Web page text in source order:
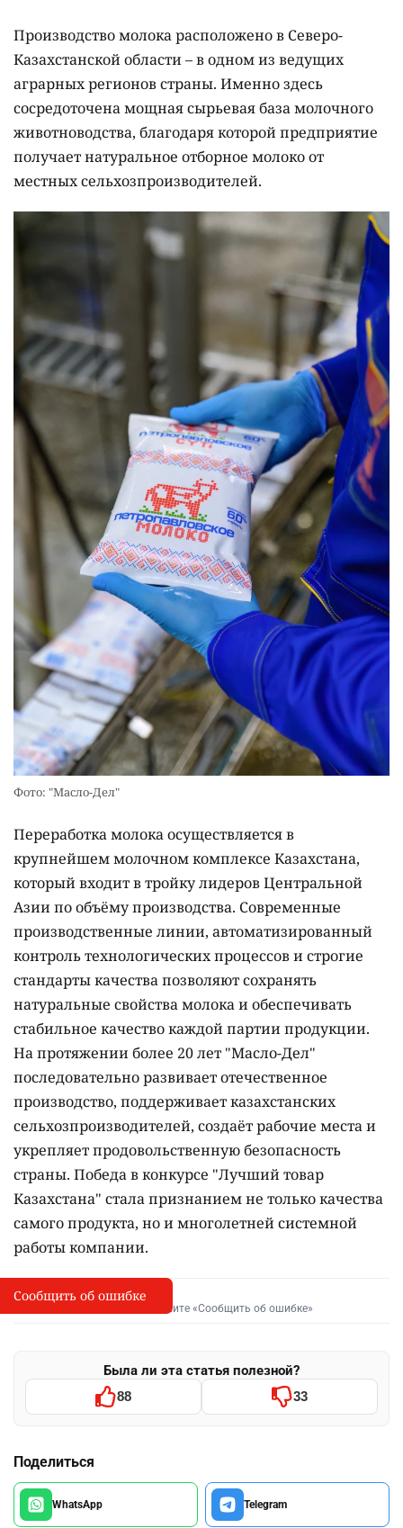
Производство молока расположено в Северо-
Казахстанской области – в одном из ведущих
аграрных регионов страны. Именно здесь
сосредоточена мощная сырьевая база молочного
животноводства, благодаря которой предприятие
получает натуральное отборное молоко от
местных сельхозпроизводителей.
Фото: "Масло-Дел"
Переработка молока осуществляется в
крупнейшем молочном комплексе Казахстана,
который входит в тройку лидеров Центральной
Азии по объёму производства. Современные
производственные линии, автоматизированный
контроль технологических процессов и строгие
стандарты качества позволяют сохранять
натуральные свойства молока и обеспечивать
стабильное качество каждой партии продукции.
На протяжении более 20 лет "Масло-Дел"
последовательно развивает отечественное
производство, поддерживает казахстанских
сельхозпроизводителей, создаёт рабочие места и
укрепляет продовольственную безопасность
страны. Победа в конкурсе "Лучший товар
Казахстана" стала признанием не только качества
самого продукта, но и многолетней системной
работы компании.
I
Сообщить об опечатке
Выделите фрагмент и нажмите «Сообщить об ошибке»
Была ли эта статья полезной?
88 33
Поделиться
WhatsApp Telegram
Сообщить об ошибке